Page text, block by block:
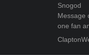
Snogod
Message
one fan